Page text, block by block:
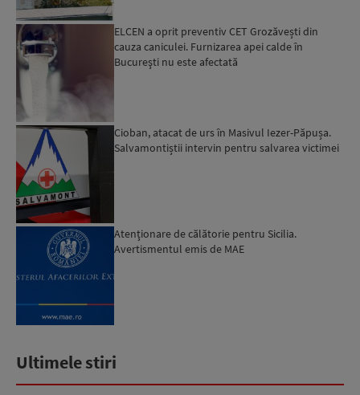
ELCEN a oprit preventiv CET Grozăvești din
cauza caniculei. Furnizarea apei calde în
Bucureşti nu este afectată
Cioban, atacat de urs în Masivul Iezer-Păpușa.
Salvamontiștii intervin pentru salvarea victimei
Atenţionare de călătorie pentru Sicilia.
Avertismentul emis de MAE
Ultimele stiri